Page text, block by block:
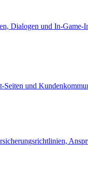
Dialogen und In-Game-
und